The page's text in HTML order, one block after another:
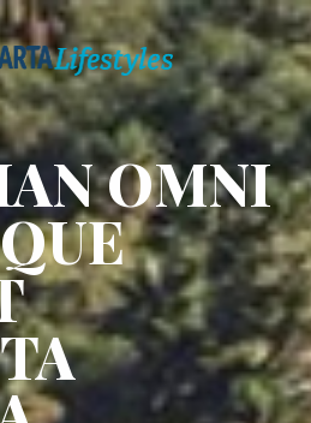
OMNI